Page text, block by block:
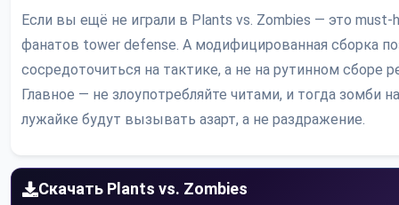
Если вы ещё не играли в Plants vs. Zombies — это must-
фанатов tower defense. А модифицированная сборка
сосредоточиться на тактике, а не на рутинном сборе
Главное — не злоупотребляйте читами, и тогда зомби на
лужайке будут вызывать азарт, а не раздражение.
Скачать Plants vs. Zombies